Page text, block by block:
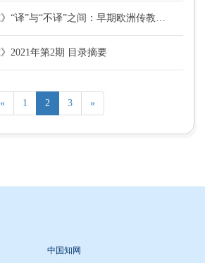
2021年第2期 目录摘要
« 1 2 3 »
中国知网